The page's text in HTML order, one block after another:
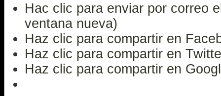
Hac clic para enviar por correo
ventana nueva)
Haz clic para compartir en
Haz clic para compartir en
Haz clic para compartir en